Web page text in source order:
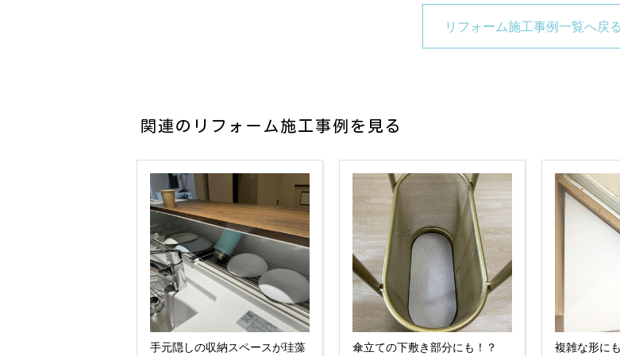
リフォーム施工事例一覧へ戻る
関連のリフォーム施工事例を見る
手元隠しの収納スペースが珪藻
傘立ての下敷き部分にも！？
複雑な形に